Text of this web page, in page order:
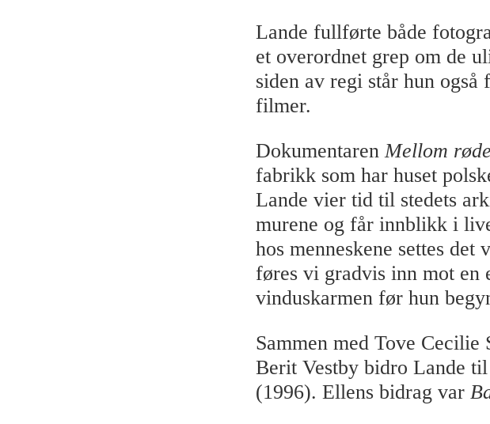
Lande fullførte både
et overordnet grep om de
siden av regi står hun
filmer.
DokumentarenMellom
fabrikk som har huset
Lande vier tid til stedets
murene og får innblikk i
hos menneskene settes
føres vi gradvis inn mot en
vinduskarmen før hun
Sammen med Tove
Berit Vestby bidro Lande
(1996). Ellens bidrag var